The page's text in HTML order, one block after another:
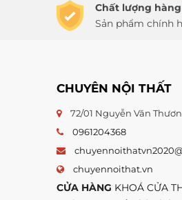
Chất lượng
Sản phẩm chính
CHUYÊN NỘI THẤT
72/01 Nguyễn Văn
0961204368
chuyennoithat.vn
CỬA HÀNG KHOÁ CỬA